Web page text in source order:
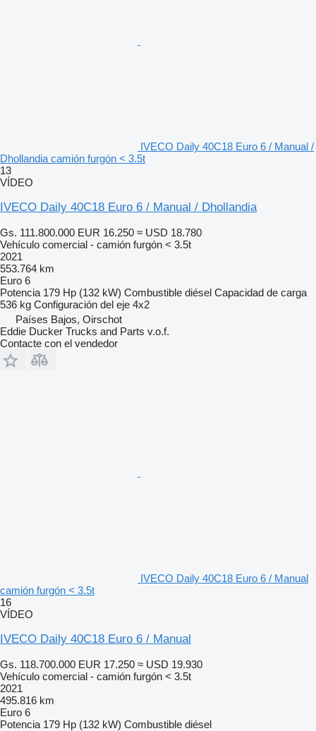
IVECO Daily 40C18 Euro 6 / Manual /
Dhollandia camión furgón < 3.5t
13
VÍDEO
IVECO Daily 40C18 Euro 6 / Manual / Dhollandia
Gs. 111.800.000 EUR 16.250 ≈ USD 18.780
Vehículo comercial - camión furgón < 3.5t
2021
553.764 km
Euro 6
Potencia 179 Hp (132 kW) Combustible diésel Capacidad de carga
536 kg Configuración del eje 4x2
Países Bajos, Oirschot
Eddie Ducker Trucks and Parts v.o.f.
Contacte con el vendedor
IVECO Daily 40C18 Euro 6 / Manual
camión furgón < 3.5t
16
VÍDEO
IVECO Daily 40C18 Euro 6 / Manual
Gs. 118.700.000 EUR 17.250 ≈ USD 19.930
Vehículo comercial - camión furgón < 3.5t
2021
495.816 km
Euro 6
Potencia 179 Hp (132 kW) Combustible diésel